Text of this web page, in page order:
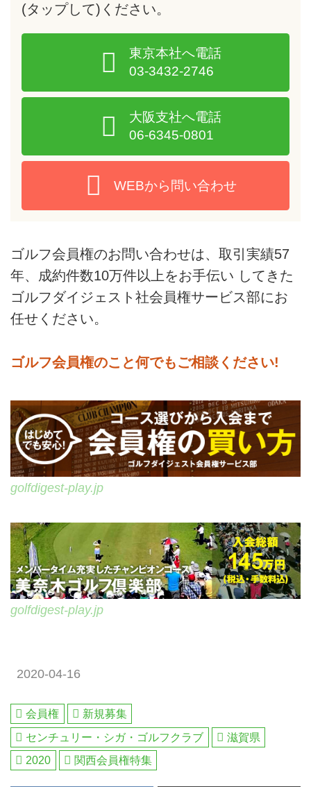
(タップして) ください。
東京本社へ電話
03-3432-2746
大阪支社へ電話
06-6345-0801
WEBから問い合わせ
ゴルフ会員権のお問い合わせは、取引実績57
年、成約件数10万件以上をお手伝い してきた
ゴルフダイジェスト社会員権サービス部にお
任せください。
ゴルフ会員権のこと何でもご相談ください!
golfdigest-play.jp
golfdigest-play.jp
2020-04-16
会員権
新規募集
センチュリー・シガ・ゴルフクラブ
滋賀県
2020
関西会員権特集